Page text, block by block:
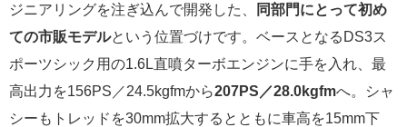
ジニアリングを注ぎ込んで開発した、
同部門にとって初め
ての市販モデルという位置づけです。ベースとなるDS3ス
ポーツシック用の1.6L直噴ターボエンジンに手を入れ、最
高出力を156PS／24.5kgfmから207PS／28.0kgfmへ。シャ
シーもトレッドを30mm拡大するとともに車高を15mm下